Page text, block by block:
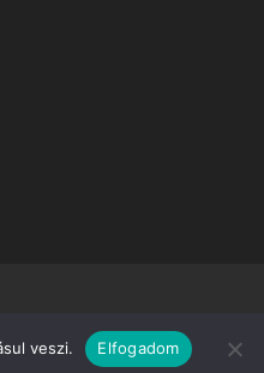
veszi. Elfogadom